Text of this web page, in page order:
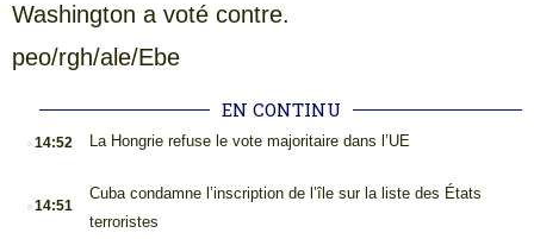
Washington a voté contre.
peo/rgh/ale/Ebe
EN CONTINU
.14:52 La Hongrie refuse le vote majoritaire dans l’UE
.14:51
Cuba condamne l’inscription de l’île sur la liste des États
terroristes